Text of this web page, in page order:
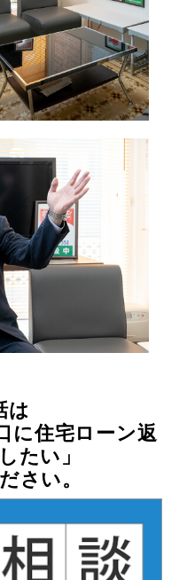
は
に住宅ローン返
たい」
さい。